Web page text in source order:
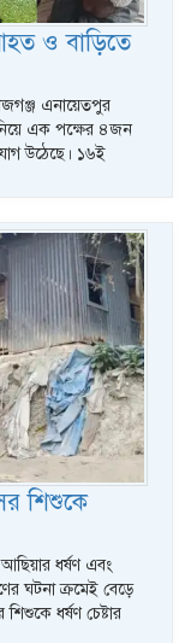
ও বাড়িতে
এনায়েতপুর
এক পক্ষের ৪জন
উঠেছে। ১৬ই
শিশুকে
ধর্ষণ এবং
ঘটনা ক্রমেই বেড়ে
ধর্ষণ চেষ্টার